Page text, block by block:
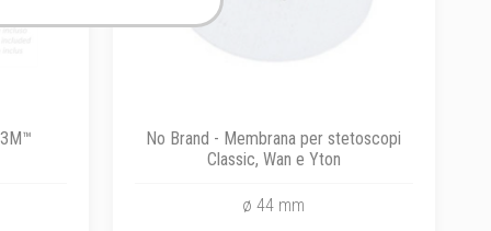
No Brand - Membrana per stetoscopi
Classic, Wan e Yton
ø 44 mm